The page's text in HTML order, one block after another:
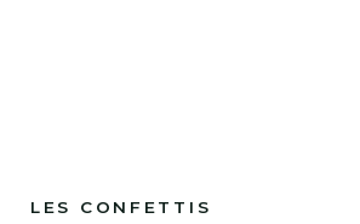
LES CONFETTIS